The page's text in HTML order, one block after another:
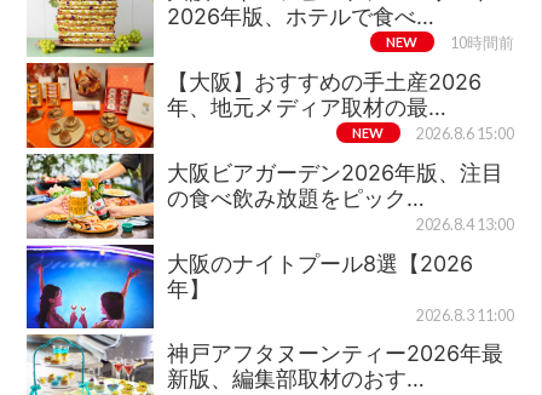
2026年版、ホテルで食べ…
NEW 10時間前
【大阪】おすすめの手土産2026
年、地元メディア取材の最…
NEW 2026.8.6 15:00
大阪ビアガーデン2026年版、注目
の食べ飲み放題をピック…
2026.8.4 13:00
大阪のナイトプール8選【2026
年】
2026.8.3 11:00
神戸アフタヌーンティー2026年最
新版、編集部取材のおす…